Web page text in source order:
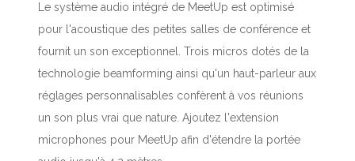
Le système audio intégré de MeetUp est optimisé
pour l'acoustique des petites salles de conférence et
fournit un son exceptionnel. Trois micros dotés de la
technologie beamforming ainsi qu'un haut-parleur aux
réglages personnalisables confèrent à vos réunions
un son plus vrai que nature. Ajoutez l'extension
microphones pour MeetUp afin d'étendre la portée